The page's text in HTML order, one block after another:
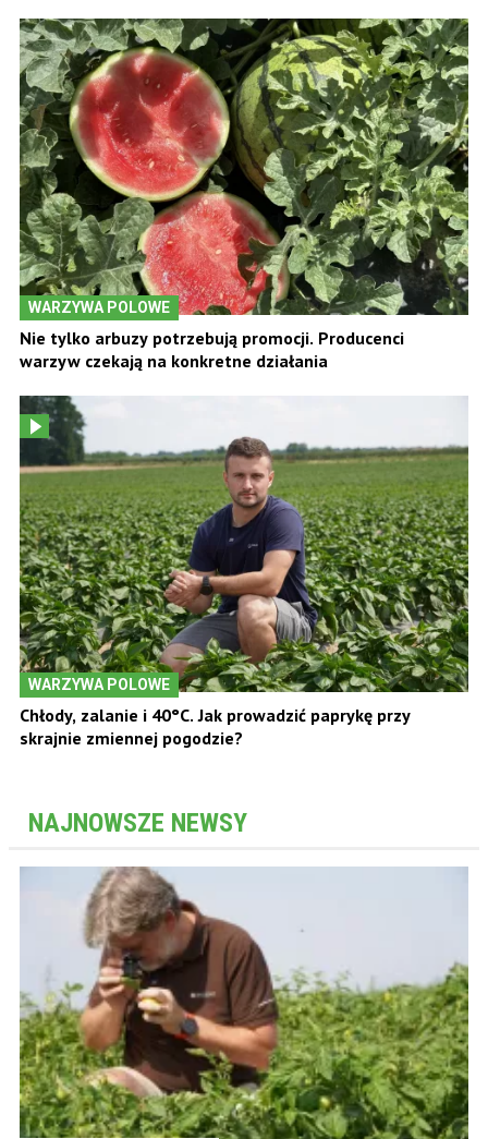
WARZYWA POLOWE
Nie tylko arbuzy potrzebują promocji. Producenci
warzyw czekają na konkretne działania
WARZYWA POLOWE
Chłody, zalanie i 40°C. Jak prowadzić paprykę przy
skrajnie zmiennej pogodzie?
NAJNOWSZE NEWSY